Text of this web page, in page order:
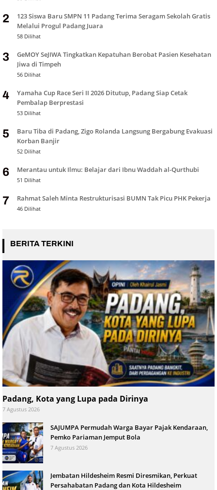
2
123 Siswa Baru SMPN 11 Padang Terima Seragam Sekolah Gratis
Melalui Progul Padang Juara
58 Dilihat
3
GeMOY SeJIWA Tingkatkan Kepatuhan Berobat Pasien Kesehatan
Jiwa di Timpeh
56 Dilihat
4
Yamaha Cup Race Seri II 2026 Ditutup, Padang Siap Cetak
Pembalap Berprestasi
53 Dilihat
5
Baru Tiba di Padang, Zigo Rolanda Langsung Bergabung Evakuasi
Korban Banjir
52 Dilihat
6 Merantau untuk Ilmu: Belajar dari Ibnu Waddah al-Qurthubi
51 Dilihat
7 Rahmat Saleh Minta Restrukturisasi BUMN Tak Picu PHK Pekerja
46 Dilihat
BERITA TERKINI
Padang, Kota yang Lupa pada Dirinya
7 Agustus 2026
SAJUMPA Permudah Warga Bayar Pajak Kendaraan,
Pemko Pariaman Jemput Bola
7 Agustus 2026
Jembatan Hildesheim Resmi Diresmikan, Perkuat
Persahabatan Padang dan Kota Hildesheim